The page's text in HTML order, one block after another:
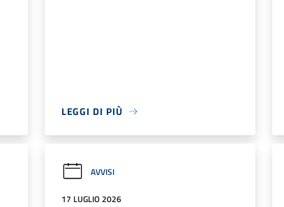
LEGGI DI PIÙ
AVVISI
17 LUGLIO 2026